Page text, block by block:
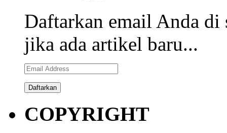
Daftarkan email Anda
jika ada artikel baru...
Email
Address
COPYRIGHT